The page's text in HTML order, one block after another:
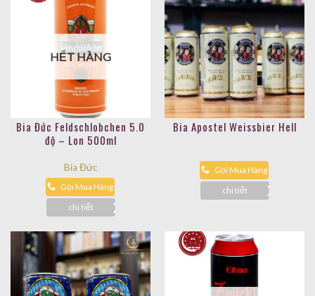
HẾT HÀNG
Bia Đức Feldschlobchen 5.0
độ – Lon 500ml
Bia Đức
Gọi Mua Hàng
chi tiết
Bia Apostel Weissbier Hell
Gọi Mua Hàng
chi tiết